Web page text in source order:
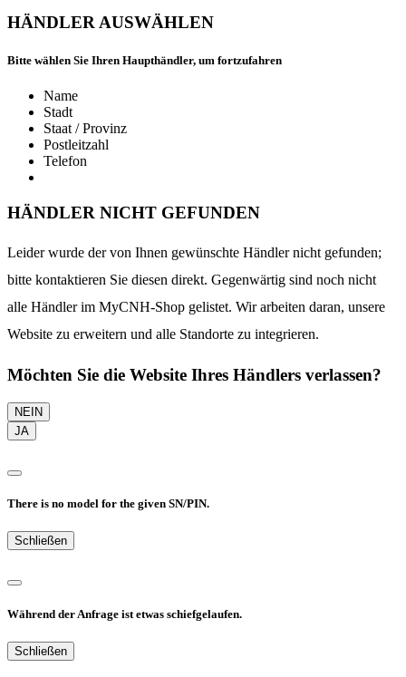
HÄNDLER AUSWÄHLEN
Bitte wählen Sie Ihren Haupthändler, um fortzufahren
Name
Stadt
Staat / Provinz
Postleitzahl
Telefon
HÄNDLER NICHT GEFUNDEN
Leider wurde der von Ihnen gewünschte Händler nicht gefunden;
bitte kontaktieren Sie diesen direkt. Gegenwärtig sind noch nicht
alle Händler im MyCNH-Shop gelistet. Wir arbeiten daran, unsere
Website zu erweitern und alle Standorte zu integrieren.
Möchten Sie die Website Ihres Händlers verlassen?
NEIN
JA
There is no model for the given SN/PIN.
Schließen
Während der Anfrage ist etwas schiefgelaufen.
Schließen